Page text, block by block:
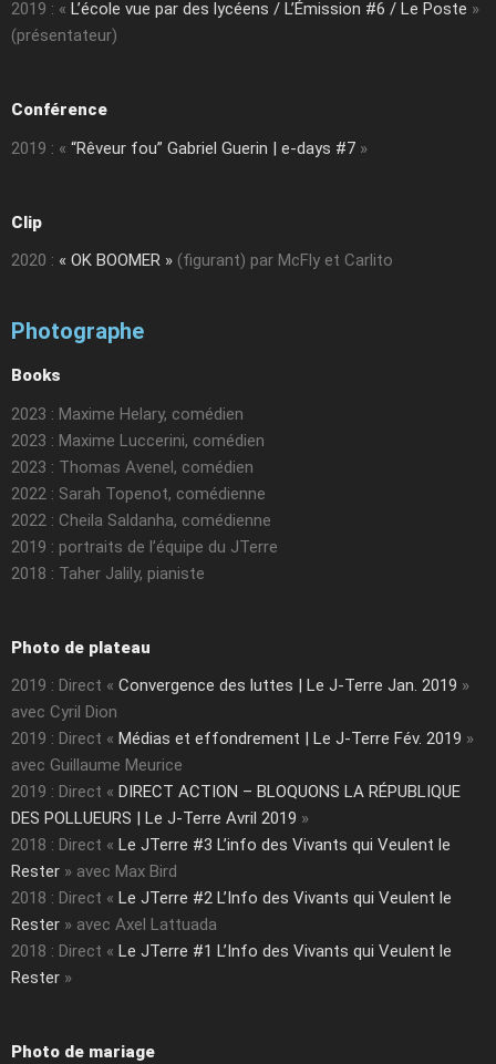
2019 : « L’école vue par des lycéens / L’Émission #6 / Le Poste »
(présentateur)
Conférence
2019 : « “Rêveur fou” Gabriel Guerin | e-days #7 »
Clip
2020 : « OK BOOMER » (figurant) par McFly et Carlito
Photographe
Books
2023 : Maxime Helary, comédien
2023 : Maxime Luccerini, comédien
2023 : Thomas Avenel, comédien
2022 : Sarah Topenot, comédienne
2022 : Cheila Saldanha, comédienne
2019 : portraits de l’équipe du JTerre
2018 : Taher Jalily, pianiste
Photo de plateau
2019 : Direct « Convergence des luttes | Le J-Terre Jan. 2019 »
avec Cyril Dion
2019 : Direct « Médias et effondrement | Le J-Terre Fév. 2019 »
avec Guillaume Meurice
2019 : Direct « DIRECT ACTION – BLOQUONS LA RÉPUBLIQUE
DES POLLUEURS | Le J-Terre Avril 2019 »
2018 : Direct « Le JTerre #3 L’info des Vivants qui Veulent le
Rester » avec Max Bird
2018 : Direct « Le JTerre #2 L’Info des Vivants qui Veulent le
Rester » avec Axel Lattuada
2018 : Direct « Le JTerre #1 L’Info des Vivants qui Veulent le
Rester »
Photo de mariage